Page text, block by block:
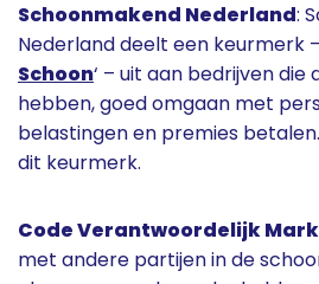
Schoonmakend Nederland:
Nederland deelt een keurmerk –
Schoon‘ – uit aan bedrijven die
hebben, goed omgaan met
belastingen en premies
dit keurmerk.
Code Verantwoordelijk
met andere partijen in de